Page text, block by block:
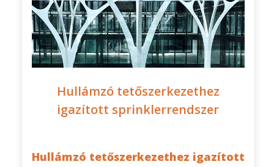
Hullámzó tetőszerkezethez
igazított sprinklerrendszer
Hullámzó tetőszerkezethez igazított